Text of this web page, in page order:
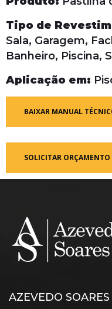
Tipo de
Sala, Garagem,
Banheiro, Piscina,
Aplicação em:
BAIXAR MANUAL
SOLICITAR ORÇAMENTO
AZEVEDO